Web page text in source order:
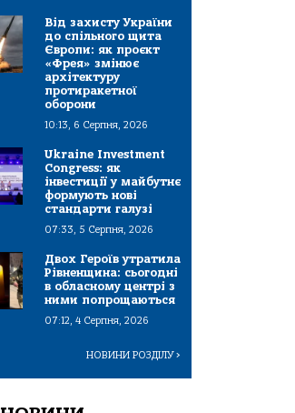
Від захисту України
до спільного щита
Європи: як проєкт
«Фрея» змінює
архітектуру
протиракетної
оборони
10:13, 6 Серпня, 2026
Ukraine Investment
Congress: як
інвестиції у майбутнє
формують нові
стандарти галузі
07:33, 5 Серпня, 2026
Двох Героїв утратила
Рівненщина: сьогодні
в обласному центрі з
ними попрощаються
07:12, 4 Серпня, 2026
НОВИНИ РОЗДІЛУ>